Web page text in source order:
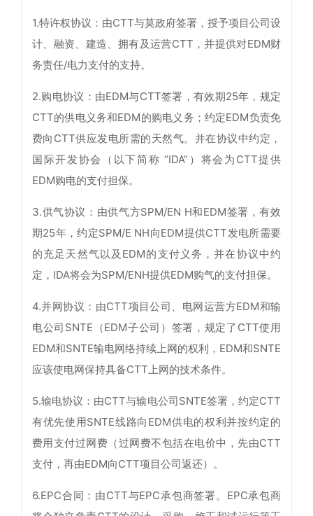
1.特许权协议：由CTT与莫政府签署，授予项目公司设
计、融资、建造、拥有及运营CTT，并提供对EDM财
务责任/电力支付的支持。
2.购电协议：由EDM与CTT签署，有效期25年，规定
CTT的供电义务和EDM的购电义务；约定EDM负责免
费向CTT供应发电所需的天然气。并在协议中约定，
国际开发协会（以下简称 “IDA”）将会为CTT提供
EDM购电的支付担保。
3.供气协议：由供气方SPM/EN H和EDM签署，有效
期25年，约定SPM/E NH向EDM提供CTT发电所需要
的充足天然气以及EDM的支付义务，并在协议中约
定，IDA将会为SPM/ENH提供EDM购气的支付担保。
4.并网协议：由CTT项目公司、电网运营方EDM和输
电公司SNTE（EDM子公司）签署，规定了CTT使用
EDM和SNTE输电网络持续上网的权利，EDM和SNTE
应该使电网保持具备CTT上网的技术条件。
5.输电协议：由CTT与输电公司SNTE签署，约定CTT
有优先使用SNTE线路向EDM供电的权利并按约定的
费用支付过网费（过网费不包括在电价中，先由CTT
支付，再由EDM向CTT项目公司返还）。
6.EPC合同：由CTT与EPC承包商签署。EPC承包商